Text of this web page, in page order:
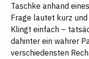
Taschke anhand
Frage lautet kurz
Klingt einfach –
dahinter ein wahrer
verschiedensten